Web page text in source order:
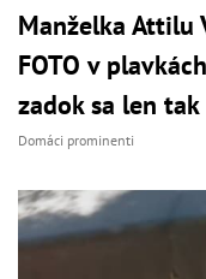
Manželka Attilu
FOTO v
zadok sa len
Domáci prominenti